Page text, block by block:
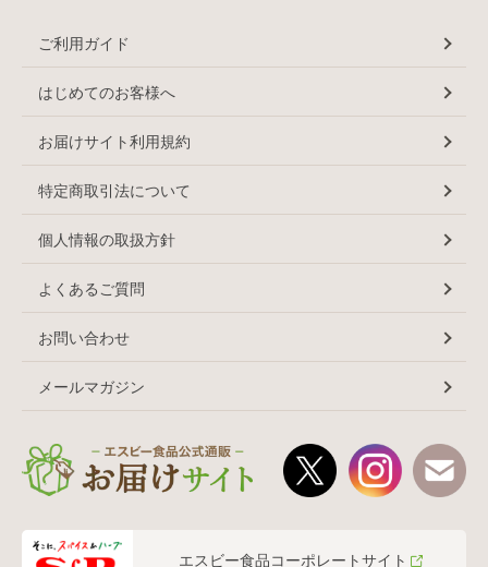
ご利用ガイド
はじめてのお客様へ
お届けサイト利用規約
特定商取引法について
個人情報の取扱方針
よくあるご質問
お問い合わせ
メールマガジン
エスビー食品コーポレートサイト